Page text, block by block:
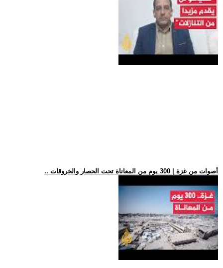
.. أصوات من غزة | 300 يوم من المعاناة تحت الحصار والخروقات